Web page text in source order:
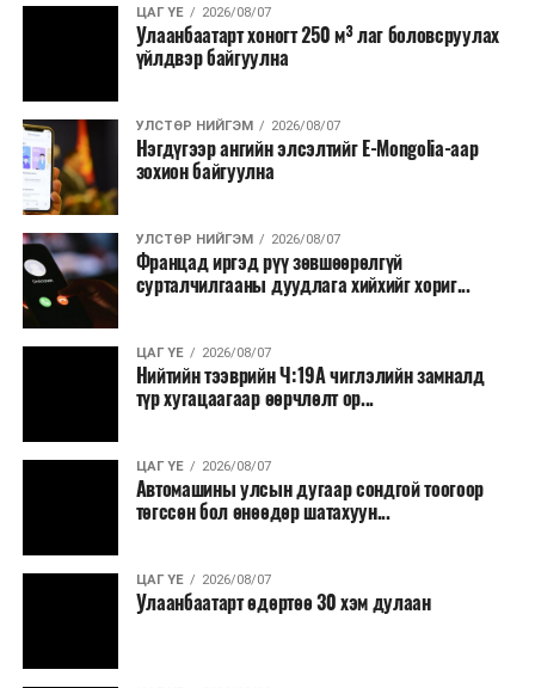
тавилга, автомашин худалдан авах;
Батлан хамгаалах, хууль зүйн салбараас бусад
Хуулиар заавал мэдээлэхээс бусад кино,
контент, хэвлэлийн зардал;
Заавал олгохоос бусад тэтгэмж, урамшуулал.
Санхүүгийн хэмнэлтийн горимыг 2026 оны
арванхоёрдугаар сарын 31 хүртэл мөрдөнө. Харин
эрүүл мэндийн салбар уг хэмнэлтийн горимд
хамрагдахгүй бөгөөд цэцэрлэг, сургуулийн хүүхдийн
эрт илрүүлэг, вакцинжуулалт, томуу, томуу төст
өвчний эсрэг арга хэмжээ зэрэг зайлшгүй
үргэлжилнэ гэж Ерөнхий сайд Н.Учрал онцоллоо.
Мөн бүх шатны төсвийн ерөнхийлөн захирагч нарт
салбар бүрдээ урсгал зардлыг 20 хувиар бууруулах,
нөхөн томилгоо хийхгүй байх, аялал, амралт, зугаалга,
хамт олны урлаг, спортын арга хэмжээг зохион
байгуулахгүй байх, төрийн албанд шинэ орон тоо бий
сургалтыг цахим хэлбэрт шилжүүлэх, төрийн албан
ЦАГ ҮЕ 2026/08/07
Улаанбаатарт хоногт 250 м³ лаг боловсруулах
үйлдвэр байгуулна
УЛСТӨР НИЙГЭМ 2026/08/07
Нэгдүгээр ангийн элсэлтийг E-Mongolia-аар
зохион байгуулна
УЛСТӨР НИЙГЭМ 2026/08/07
Францад иргэд рүү зөвшөөрөлгүй
сурталчилгааны дуудлага хийхийг хориг...
ЦАГ ҮЕ 2026/08/07
Нийтийн тээврийн Ч:19А чиглэлийн замналд
түр хугацаагаар өөрчлөлт ор...
ЦАГ ҮЕ 2026/08/07
Автомашины улсын дугаар сондгой тоогоор
төгссөн бол өнөөдөр шатахуун...
ЦАГ ҮЕ 2026/08/07
Улаанбаатарт өдөртөө 30 хэм дулаан